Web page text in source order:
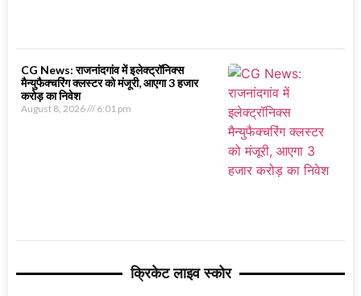
CG News: राजनांदगांव में इलेक्ट्रॉनिक्स
मैन्युफैक्चरिंग क्लस्टर को मंजूरी, आएगा 3 हजार
करोड़ का निवेश
August 8, 2026 6:01 pm
क्रिकेट लाइव स्कोर